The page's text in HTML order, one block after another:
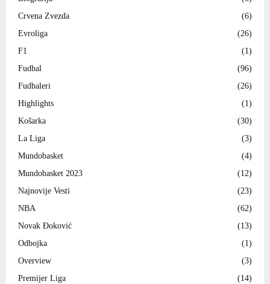
Crvena Zvezda
(6)
Evroliga
(26)
F1
(1)
Fudbal
(96)
Fudbaleri
(26)
Highlights
(1)
Košarka
(30)
La Liga
(3)
Mundobasket
(4)
Mundobasket 2023
(12)
Najnovije Vesti
(23)
NBA
(62)
Novak Đoković
(13)
Odbojka
(1)
Overview
(3)
Premijer Liga
(14)